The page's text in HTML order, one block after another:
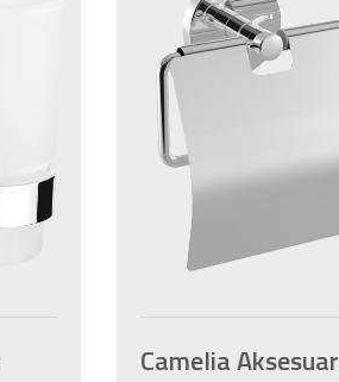
Camelia Aksesuar